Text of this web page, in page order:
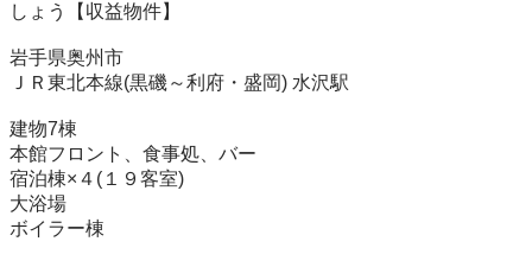
しょう【収益物件】
岩手県奥州市
ＪＲ東北本線(黒磯～利府・盛岡) 水沢駅
建物7棟
本館フロント、食事処、バー
宿泊棟×４(１９客室)
大浴場
ボイラー棟